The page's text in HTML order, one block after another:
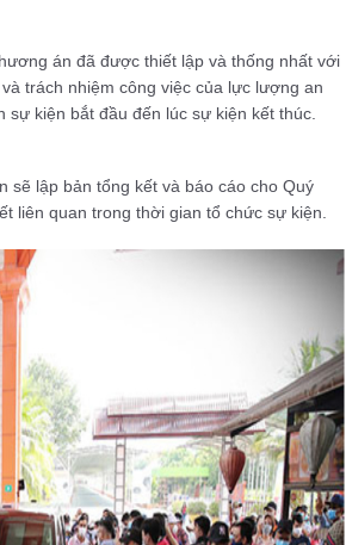
án đã được thiết lập và thống nhất với
trách nhiệm công việc của lực lượng an
kiện bắt đầu đến lúc sự kiện kết thúc.
sẽ lập bản tổng kết và báo cáo cho Quý
liên quan trong thời gian tổ chức sự kiện.